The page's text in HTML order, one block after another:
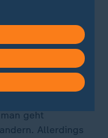
dort genannten
in die Partei -
hält. Auf der
(IB), eine
geht
Allerdings